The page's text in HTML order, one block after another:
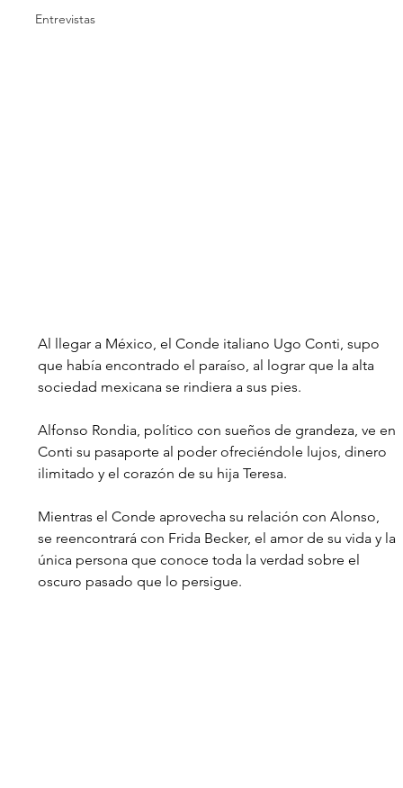
Entrevistas
Al llegar a México, el Conde italiano Ugo Conti, supo
que había encontrado el paraíso, al lograr que la alta
sociedad mexicana se rindiera a sus pies.
Alfonso Rondia, político con sueños de grandeza, ve en
Conti su pasaporte al poder ofreciéndole lujos, dinero
ilimitado y el corazón de su hija Teresa.
Mientras el Conde aprovecha su relación con Alonso,
se reencontrará con Frida Becker, el amor de su vida y la
única persona que conoce toda la verdad sobre el
oscuro pasado que lo persigue.